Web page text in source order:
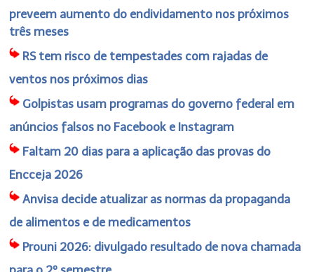
preveem aumento do endividamento nos próximos
três meses
RS tem risco de tempestades com rajadas de
ventos nos próximos dias
Golpistas usam programas do governo federal em
anúncios falsos no Facebook e Instagram
Faltam 20 dias para a aplicação das provas do
Encceja 2026
Anvisa decide atualizar as normas da propaganda
de alimentos e de medicamentos
Prouni 2026: divulgado resultado de nova chamada